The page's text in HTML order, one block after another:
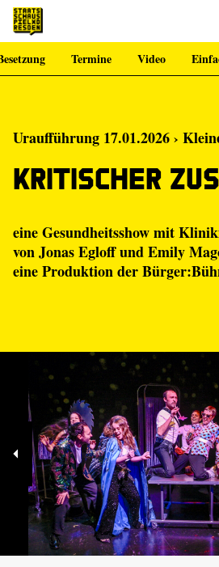
Zum Hauptinhalt springen Zum
Termine Video
Uraufführung 17.01.2026 ›
Kritischer
eine Gesundheitsshow mit
vonJonas EgloffundEmily
eine Produktion der